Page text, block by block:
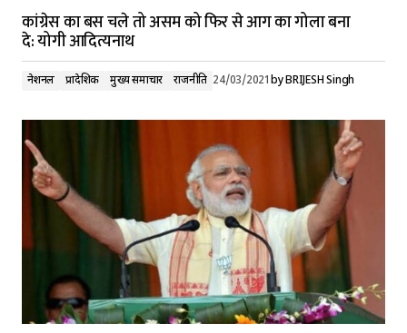
कांग्रेस का बस चले तो असम को फिर से आग का गोला बना
दे: योगी आदित्यनाथ
नेशनल प्रादेशिक मुख्य समाचार राजनीति 24/03/2021byBRIJESH Singh